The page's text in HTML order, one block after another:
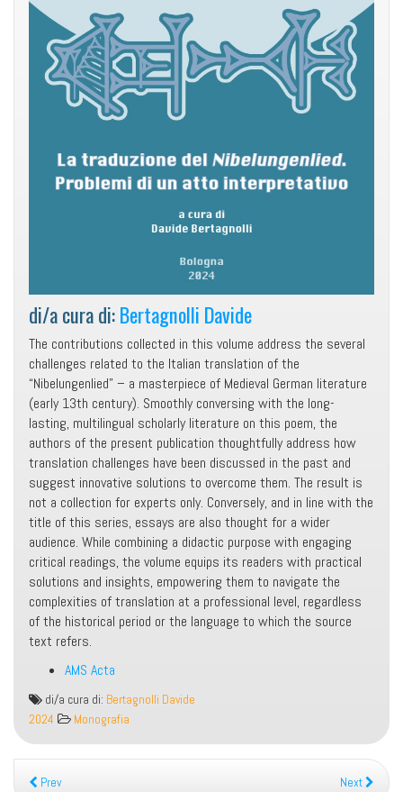
di/a cura di:Bertagnolli Davide
The contributions collected in this volume address the several
challenges related to the Italian translation of the
“Nibelungenlied” – a masterpiece of Medieval German literature
(early 13th century). Smoothly conversing with the long-
lasting, multilingual scholarly literature on this poem, the
authors of the present publication thoughtfully address how
translation challenges have been discussed in the past and
suggest innovative solutions to overcome them. The result is
not a collection for experts only. Conversely, and in line with the
title of this series, essays are also thought for a wider
audience. While combining a didactic purpose with engaging
critical readings, the volume equips its readers with practical
solutions and insights, empowering them to navigate the
complexities of translation at a professional level, regardless
of the historical period or the language to which the source
text refers.
AMS Acta
Lezioni
di
2
(La
di/a cura di: Bertagnolli Davide
2024
Monografia
Prev Next